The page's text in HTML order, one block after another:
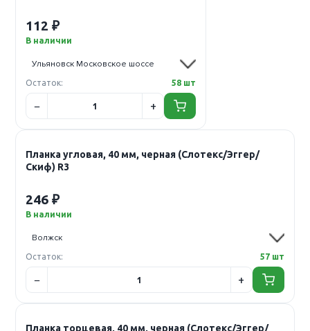
112 ₽
В наличии
Остаток: 58 шт
Планка угловая, 40 мм, черная (Слотекс/Эггер/
Скиф) R3
246 ₽
В наличии
Остаток: 57 шт
Планка торцевая, 40 мм, черная (Слотекс/Эггер/